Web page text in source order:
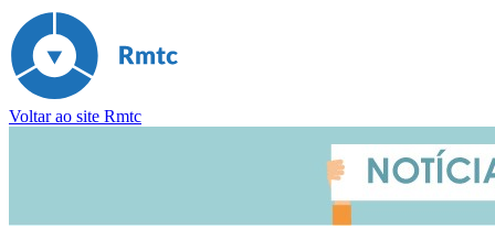
Voltar ao site Rmtc